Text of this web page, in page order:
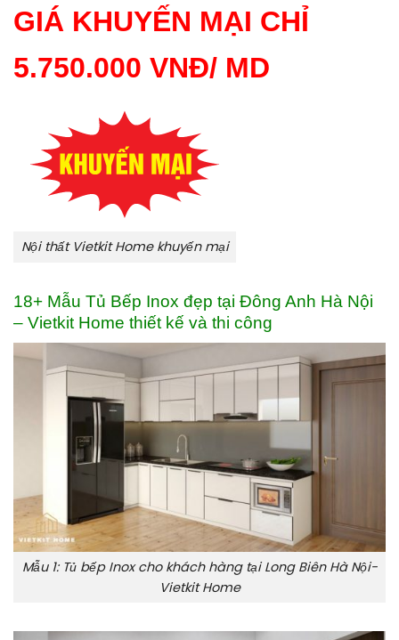
GIÁ KHUYẾN MẠI CHỈ
5.750.000 VNĐ/ MD
Nội thất Vietkit Home khuyến mại
18+ Mẫu Tủ Bếp Inox đẹp tại Đông Anh Hà Nội
– Vietkit Home thiết kế và thi công
Mẫu 1: Tủ bếp Inox cho khách hàng tại Long Biên Hà Nội-
Vietkit Home